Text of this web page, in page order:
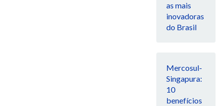
as mais
inovadoras
do Brasil
Mercosul-
Singapura:
10
benefícios